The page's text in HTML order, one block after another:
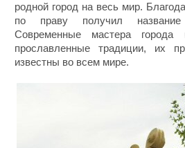
родной город на весь мир.
по праву получил название
Современные мастера города
прославленные традиции, их
известны во всем мире.